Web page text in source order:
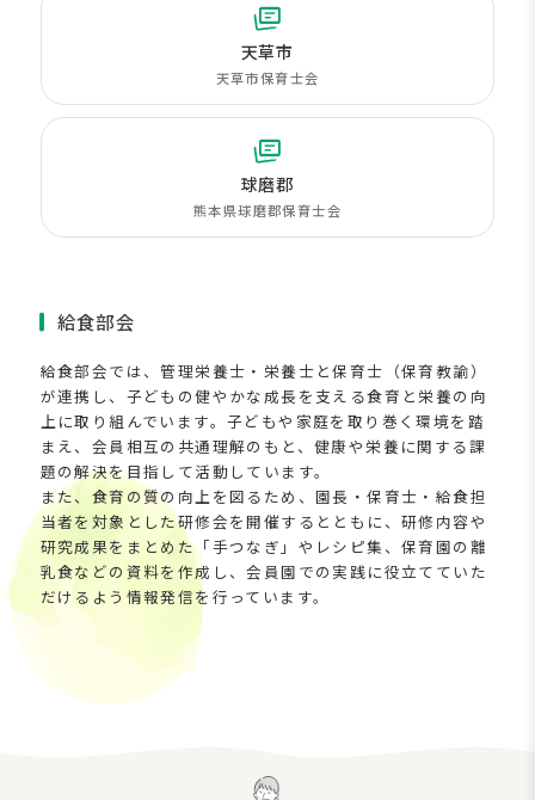
天草市
天草市保育士会
球磨郡
熊本県球磨郡保育士会
給食部会
給食部会では、管理栄養士・栄養士と保育士（保育教諭）
が連携し、子どもの健やかな成長を支える食育と栄養の向
上に取り組んでいます。子どもや家庭を取り巻く環境を踏
まえ、会員相互の共通理解のもと、健康や栄養に関する課
題の解決を目指して活動しています。
また、食育の質の向上を図るため、園長・保育士・給食担
当者を対象とした研修会を開催するとともに、研修内容や
研究成果をまとめた「手つなぎ」やレシピ集、保育園の離
乳食などの資料を作成し、会員園での実践に役立てていた
だけるよう情報発信を行っています。